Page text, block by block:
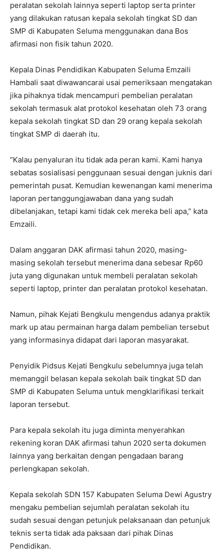
peralatan sekolah lainnya seperti laptop serta printer
yang dilakukan ratusan kepala sekolah tingkat SD dan
SMP di Kabupaten Seluma menggunakan dana Bos
afirmasi non fisik tahun 2020.
Kepala Dinas Pendidikan Kabupaten Seluma Emzaili
Hambali saat diwawancarai usai pemeriksaan mengatakan
jika pihaknya tidak mencampuri pembelian peralatan
sekolah termasuk alat protokol kesehatan oleh 73 orang
kepala sekolah tingkat SD dan 29 orang kepala sekolah
tingkat SMP di daerah itu.
“Kalau penyaluran itu tidak ada peran kami. Kami hanya
sebatas sosialisasi penggunaan sesuai dengan juknis dari
pemerintah pusat. Kemudian kewenangan kami menerima
laporan pertanggungjawaban dana yang sudah
dibelanjakan, tetapi kami tidak cek mereka beli apa,” kata
Emzaili.
Dalam anggaran DAK afirmasi tahun 2020, masing-
masing sekolah tersebut menerima dana sebesar Rp60
juta yang digunakan untuk membeli peralatan sekolah
seperti laptop, printer dan peralatan protokol kesehatan.
Namun, pihak Kejati Bengkulu mengendus adanya praktik
mark up atau permainan harga dalam pembelian tersebut
yang informasinya didapat dari laporan masyarakat.
Penyidik Pidsus Kejati Bengkulu sebelumnya juga telah
memanggil belasan kepala sekolah baik tingkat SD dan
SMP di Kabupaten Seluma untuk mengklarifikasi terkait
laporan tersebut.
Para kepala sekolah itu juga diminta menyerahkan
rekening koran DAK afirmasi tahun 2020 serta dokumen
lainnya yang berkaitan dengan pengadaan barang
perlengkapan sekolah.
Kepala sekolah SDN 157 Kabupaten Seluma Dewi Agustry
mengaku pembelian sejumlah peralatan sekolah itu
sudah sesuai dengan petunjuk pelaksanaan dan petunjuk
teknis serta tidak ada paksaan dari pihak Dinas
Pendidikan.